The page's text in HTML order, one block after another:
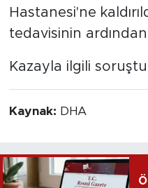
Hastanesi'ne
tedavisinin
Kazayla ilgili
Kaynak: DHA